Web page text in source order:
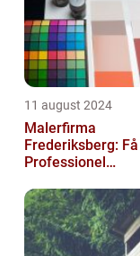
11 august 2024
Malerfirma
Frederiksberg: Få
Professionel
eller virksomhed